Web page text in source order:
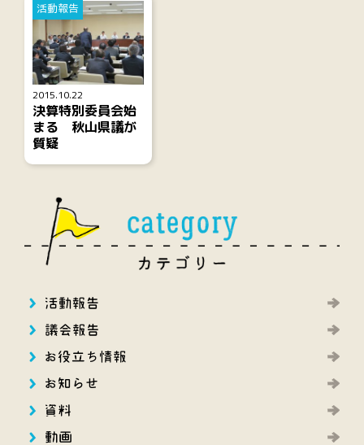
2015.10.22
活動報告
決算特別委員会始
まる 秋山県議が
質疑